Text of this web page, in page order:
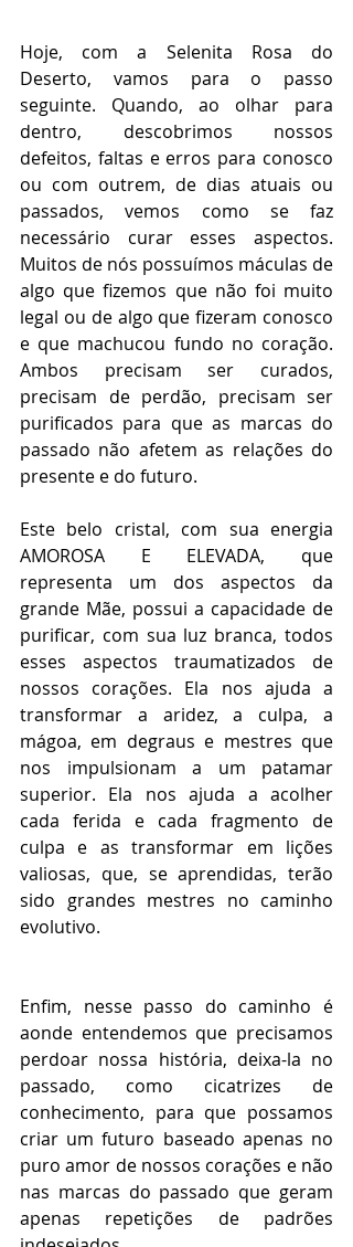
Hoje, com a Selenita Rosa do
Deserto, vamos para o passo
seguinte. Quando, ao olhar para
dentro, descobrimos nossos
defeitos, faltas e erros para conosco
ou com outrem, de dias atuais ou
passados, vemos como se faz
necessário curar esses aspectos.
Muitos de nós possuímos máculas de
algo que fizemos que não foi muito
legal ou de algo que fizeram conosco
e que machucou fundo no coração.
Ambos precisam ser curados,
precisam de perdão, precisam ser
purificados para que as marcas do
passado não afetem as relações do
presente e do futuro.
Este belo cristal, com sua energia
AMOROSA E ELEVADA, que
representa um dos aspectos da
grande Mãe, possui a capacidade de
purificar, com sua luz branca, todos
esses aspectos traumatizados de
nossos corações. Ela nos ajuda a
transformar a aridez, a culpa, a
mágoa, em degraus e mestres que
nos impulsionam a um patamar
superior. Ela nos ajuda a acolher
cada ferida e cada fragmento de
culpa e as transformar em lições
valiosas, que, se aprendidas, terão
sido grandes mestres no caminho
evolutivo.
Enfim, nesse passo do caminho é
aonde entendemos que precisamos
perdoar nossa história, deixa-la no
passado, como cicatrizes de
conhecimento, para que possamos
criar um futuro baseado apenas no
puro amor de nossos corações e não
nas marcas do passado que geram
apenas repetições de padrões